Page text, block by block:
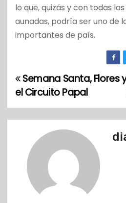
lo que, quizás y con todas
aunadas, podría ser uno de
importantes de país.
N
a
v
Semana Santa, Flores
el Circuito Papal